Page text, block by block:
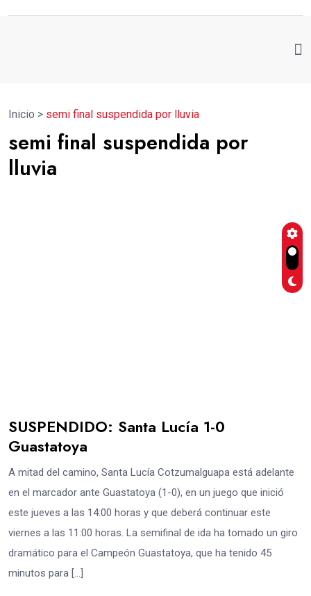
Inicio > semi final suspendida por lluvia
semi final suspendida por
lluvia
SUSPENDIDO: Santa Lucía 1-0
Guastatoya
A mitad del camino, Santa Lucía Cotzumalguapa está adelante
en el marcador ante Guastatoya (1-0), en un juego que inició
este jueves a las 14:00 horas y que deberá continuar este
viernes a las 11:00 horas. La semifinal de ida ha tomado un giro
dramático para el Campeón Guastatoya, que ha tenido 45
minutos para […]